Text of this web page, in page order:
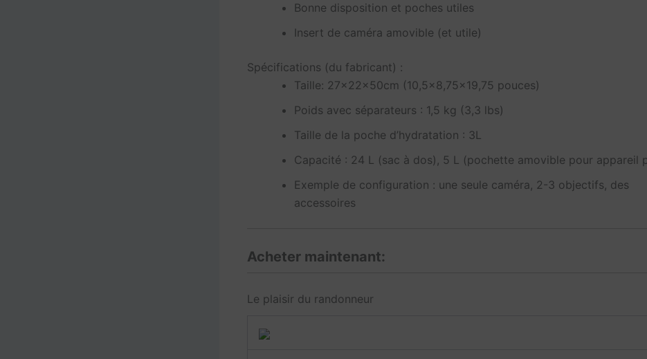
Bonne disposition et poches utiles
Insert de caméra amovible (et utile)
Spécifications (du fabricant) :
Taille: 27x22x50cm (10,5×8,75×19,75 pouces)
Poids avec séparateurs : 1,5 kg (3,3 lbs)
Taille de la poche d’hydratation : 3L
Capacité : 24 L (sac à dos), 5 L (pochette amovible pour appareil
Exemple de configuration : une seule caméra, 2-3 objectifs, des
accessoires
Acheter maintenant:
Le plaisir du randonneur